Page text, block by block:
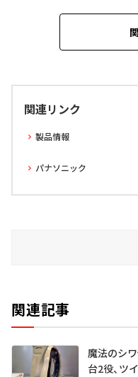
関連リンク
製品情報
パナソニック
関連記事
魔法のシ
台2役、ツ